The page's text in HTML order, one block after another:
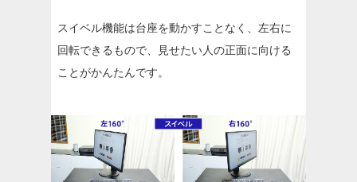
スイベル機能は台座を動かすことなく、左右に
回転できるもので、見せたい人の正面に向ける
ことがかんたんです。